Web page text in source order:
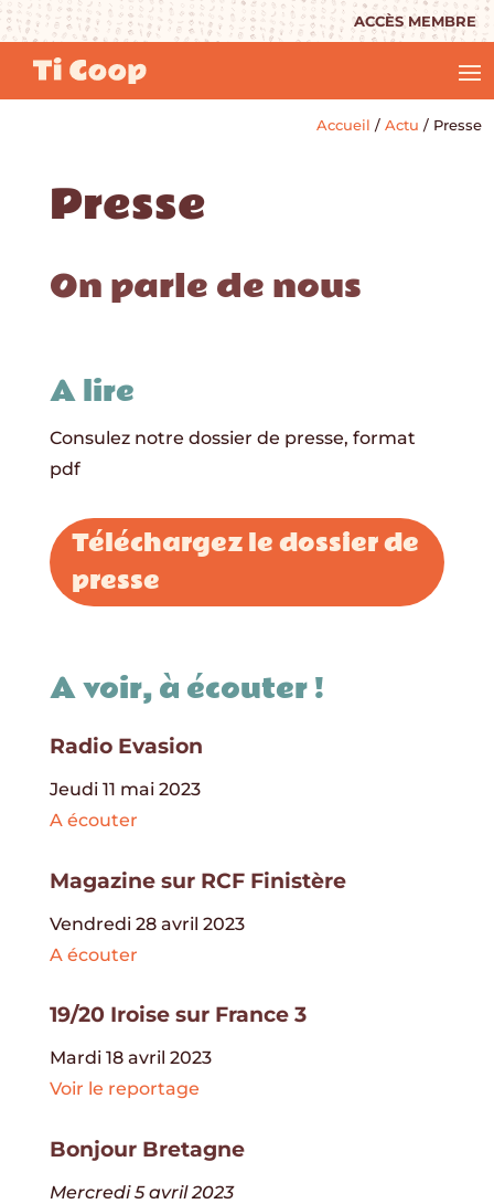
ACCÈS MEMBRE
Accueil / Actu / Presse
Presse
On parle de nous
A lire
Consulez notre dossier de presse, format
pdf
Téléchargez le dossier de
presse
A voir, à écouter !
Radio Evasion
Jeudi 11 mai 2023
A écouter
Magazine sur RCF Finistère
Vendredi 28 avril 2023
A écouter
19/20 Iroise sur France 3
Mardi 18 avril 2023
Voir le reportage
Bonjour Bretagne
Mercredi 5 avril 2023